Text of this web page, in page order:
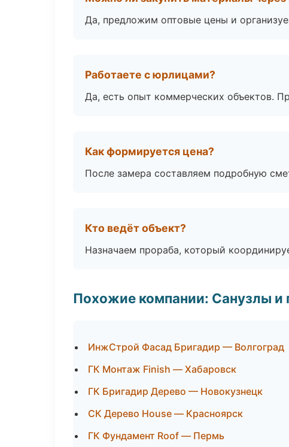
Да, предложим оптовые цены и
Работаете с юрлицами?
Да, есть опыт коммерческих объектов.
Как формируется цена?
После замера составляем подробную
Кто ведёт объект?
Назначаем прораба, который
Похожие компании: Санузлы и
ИнжСтрой Фасад Бригадир — Волгоград
ГК Монтаж Finish — Хабаровск
ГК Бригадир Дерево — Новокузнецк
СК Дерево House — Красноярск
ГК Фундамент Roof — Пермь